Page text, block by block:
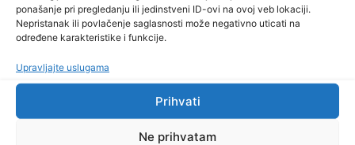
ponašanje pri pregledanju ili jedinstveni ID-ovi na ovoj veb lokaciji.
Nepristanak ili povlačenje saglasnosti može negativno uticati na
određene karakteristike i funkcije.
Upravljajte uslugama
Prihvati
Ne prihvatam